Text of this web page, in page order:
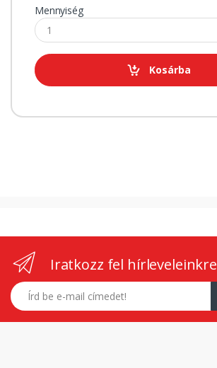
Mennyiség
Kosárba
Iratkozz fel hírleveleinkre
E-mail címed